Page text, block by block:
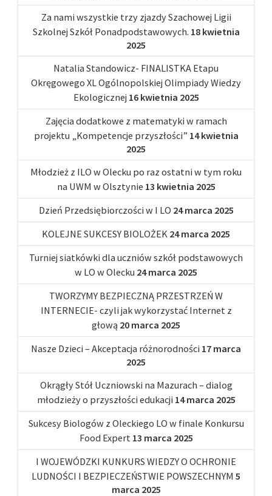
Za nami wszystkie trzy zjazdy Szachowej Ligii
Szkolnej Szkół Ponadpodstawowych. 18 kwietnia
2025
Natalia Standowicz- FINALISTKA Etapu
Okręgowego XL Ogólnopolskiej Olimpiady Wiedzy
Ekologicznej 16 kwietnia 2025
Zajęcia dodatkowe z matematyki w ramach
projektu „Kompetencje przyszłości” 14 kwietnia
2025
Młodzież z ILO w Olecku po raz ostatni w tym roku
na UWM w Olsztynie 13 kwietnia 2025
Dzień Przedsiębiorczości w I LO 24 marca 2025
KOLEJNE SUKCESY BIOLOŻEK 24 marca 2025
Turniej siatkówki dla uczniów szkół podstawowych
w LO w Olecku 24 marca 2025
TWORZYMY BEZPIECZNĄ PRZESTRZEŃ W
INTERNECIE- czyli jak wykorzystać Internet z
głową 20 marca 2025
Nasze Dzieci – Akceptacja różnorodności 17 marca
2025
Okrągły Stół Uczniowski na Mazurach – dialog
młodzieży o przyszłości edukacji 14 marca 2025
Sukcesy Biologów z Oleckiego LO w finale Konkursu
Food Expert 13 marca 2025
I WOJEWÓDZKI KUNKURS WIEDZY O OCHRONIE
LUDNOŚCI I BEZPIECZEŃSTWIE POWSZECHNYM 5
marca 2025